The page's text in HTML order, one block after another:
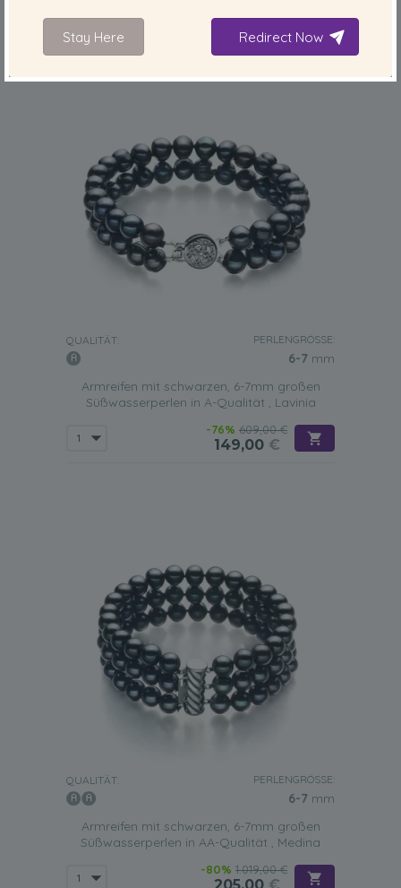
QUALITÄT: PERLENGRÖSSE:
6-7 mm
Armreifen mit schwarzen, 6-7mm großen
Süßwasserperlen in A-Qualität , Lavinia
-76% 609,00 €
149,00 €
QUALITÄT: PERLENGRÖSSE:
6-7 mm
Armreifen mit schwarzen, 6-7mm großen
Süßwasserperlen in AA-Qualität , Medina
-80% 1.019,00 €
Stay Here Redirect Now